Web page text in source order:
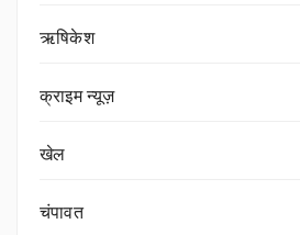
ऋषिकेश
क्राइम न्यूज़
खेल
चंपावत